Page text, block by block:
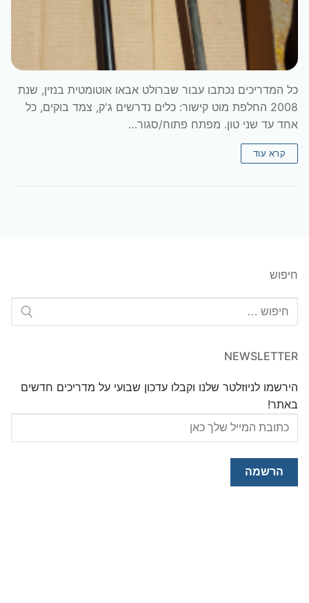
כל המדריכים נכתבו עבור שברולט אבאו אוטומטית בנזין, שנת
2008 החלפת מוט קישור: כלים נדרשים ג'ק, צמד בוקים, כל
אחד עד שני טון. מפתח פתוח/סגור…
קרא עוד
חיפוש
NEWSLETTER
הירשמו לניוזלטר שלנו וקבלו עדכון שבועי על מדריכים חדשים
באתר!